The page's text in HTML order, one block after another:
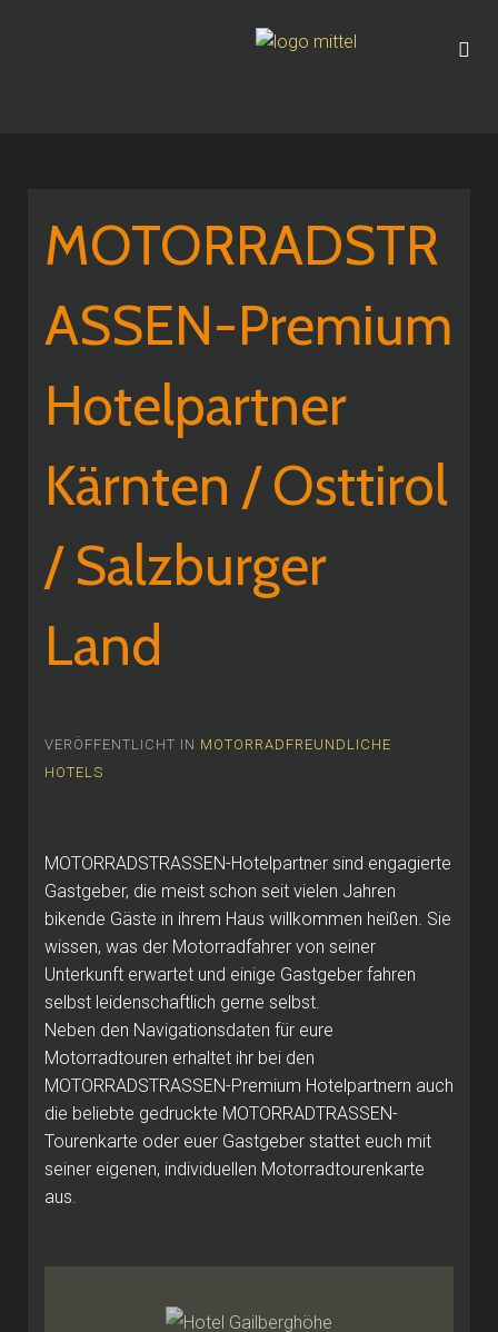
MOTORRADSTR
ASSEN-Premium
Hotelpartner
Kärnten / Osttirol
/ Salzburger
Land
VERÖFFENTLICHT IN MOTORRADFREUNDLICHE
HOTELS
MOTORRADSTRASSEN-Hotelpartner sind engagierte
Gastgeber, die meist schon seit vielen Jahren
bikende Gäste in ihrem Haus willkommen heißen. Sie
wissen, was der Motorradfahrer von seiner
Unterkunft erwartet und einige Gastgeber fahren
selbst leidenschaftlich gerne selbst.
Neben den Navigationsdaten für eure
Motorradtouren erhaltet ihr bei den
MOTORRADSTRASSEN-Premium Hotelpartnern auch
die beliebte gedruckte MOTORRADTRASSEN-
Tourenkarte oder euer Gastgeber stattet euch mit
seiner eigenen, individuellen Motorradtourenkarte
aus.